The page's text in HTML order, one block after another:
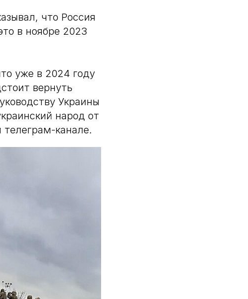
что Россия
в ноябре 2023
уже в 2024 году
вернуть
Украины
народ от
канале.